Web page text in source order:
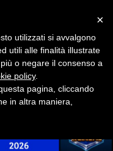
×
utilizzati si avvalgono
utili alle finalità illustrate
o negare il consenso a
policy.
pagina, cliccando
in altra maniera,